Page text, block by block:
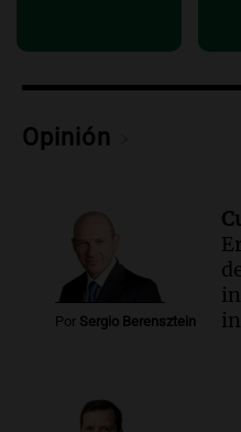
Audio.Violento
Córdoba:
dinero y objetos
Opinión
Por Sergio Berensztein